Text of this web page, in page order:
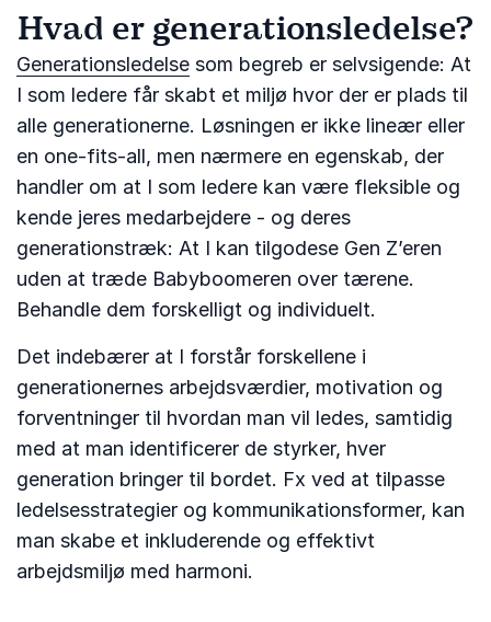
Hvad er generationsledelse?
Generationsledelse som begreb er selvsigende: At
I som ledere får skabt et miljø hvor der er plads til
alle generationerne. Løsningen er ikke lineær eller
en one-fits-all, men nærmere en egenskab, der
handler om at I som ledere kan være fleksible og
kende jeres medarbejdere - og deres
generationstræk: At I kan tilgodese Gen Z’eren
uden at træde Babyboomeren over tærene.
Behandle dem forskelligt og individuelt.
Det indebærer at I forstår forskellene i
generationernes arbejdsværdier, motivation og
forventninger til hvordan man vil ledes, samtidig
med at man identificerer de styrker, hver
generation bringer til bordet. Fx ved at tilpasse
ledelsesstrategier og kommunikationsformer, kan
man skabe et inkluderende og effektivt
arbejdsmiljø med harmoni.